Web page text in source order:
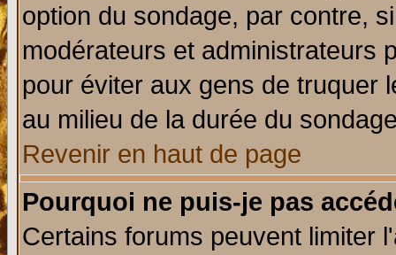
option du sondage, par contre,
modérateurs et administrateurs
pour éviter aux gens de truquer
au milieu de la durée du
Revenir en haut de page
Pourquoi ne puis-je pas
Certains forums peuvent limiter